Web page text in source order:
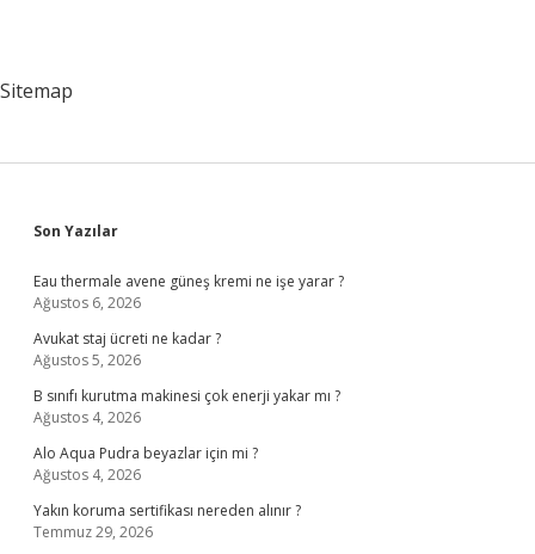
Sitemap
Sidebar
Son Yazılar
Eau thermale avene güneş kremi ne işe yarar ?
Ağustos 6, 2026
Avukat staj ücreti ne kadar ?
Ağustos 5, 2026
B sınıfı kurutma makinesi çok enerji yakar mı ?
Ağustos 4, 2026
Alo Aqua Pudra beyazlar için mi ?
Ağustos 4, 2026
Yakın koruma sertifikası nereden alınır ?
Temmuz 29, 2026